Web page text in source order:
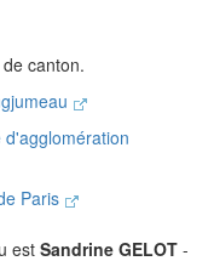
canton.
Paris
est Sandrine GELOT -